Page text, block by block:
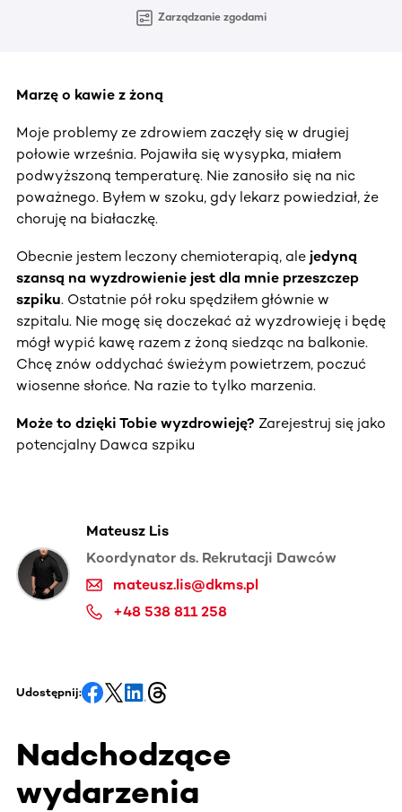
Zarządzanie zgodami
Marzę o kawie z żoną
Moje problemy ze zdrowiem zaczęły się w drugiej
połowie września. Pojawiła się wysypka, miałem
podwyższoną temperaturę. Nie zanosiło się na nic
poważnego. Byłem w szoku, gdy lekarz powiedział, że
choruję na białaczkę.
Obecnie jestem leczony chemioterapią, ale jedyną
szansą na wyzdrowienie jest dla mnie przeszczep
szpiku. Ostatnie pół roku spędziłem głównie w
szpitalu. Nie mogę się doczekać aż wyzdrowieję i będę
mógł wypić kawę razem z żoną siedząc na balkonie.
Chcę znów oddychać świeżym powietrzem, poczuć
wiosenne słońce. Na razie to tylko marzenia.
Może to dzięki Tobie wyzdrowieję? Zarejestruj się jako
potencjalny Dawca szpiku
Mateusz Lis
Koordynator ds. Rekrutacji Dawców
mateusz.lis@dkms.pl
+48 538 811 258
Udostępnij:
Nadchodzące
wydarzenia